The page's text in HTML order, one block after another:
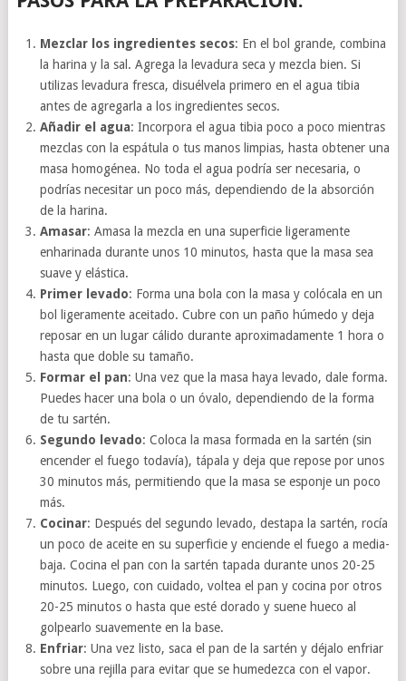
Mezclar los ingredientes secos: En el bol grande, combina
la harina y la sal. Agrega la levadura seca y mezcla bien. Si
utilizas levadura fresca, disuélvela primero en el agua tibia
antes de agregarla a los ingredientes secos.
Añadir el agua: Incorpora el agua tibia poco a poco mientras
mezclas con la espátula o tus manos limpias, hasta obtener una
masa homogénea. No toda el agua podría ser necesaria, o
podrías necesitar un poco más, dependiendo de la absorción
de la harina.
Amasar: Amasa la mezcla en una superficie ligeramente
enharinada durante unos 10 minutos, hasta que la masa sea
suave y elástica.
Primer levado: Forma una bola con la masa y colócala en un
bol ligeramente aceitado. Cubre con un paño húmedo y deja
reposar en un lugar cálido durante aproximadamente 1 hora o
hasta que doble su tamaño.
Formar el pan: Una vez que la masa haya levado, dale forma.
Puedes hacer una bola o un óvalo, dependiendo de la forma
de tu sartén.
Segundo levado: Coloca la masa formada en la sartén (sin
encender el fuego todavía), tápala y deja que repose por unos
30 minutos más, permitiendo que la masa se esponje un poco
más.
Cocinar: Después del segundo levado, destapa la sartén, rocía
un poco de aceite en su superficie y enciende el fuego a media-
baja. Cocina el pan con la sartén tapada durante unos 20-25
minutos. Luego, con cuidado, voltea el pan y cocina por otros
20-25 minutos o hasta que esté dorado y suene hueco al
golpearlo suavemente en la base.
Enfriar: Una vez listo, saca el pan de la sartén y déjalo enfriar
sobre una rejilla para evitar que se humedezca con el vapor.